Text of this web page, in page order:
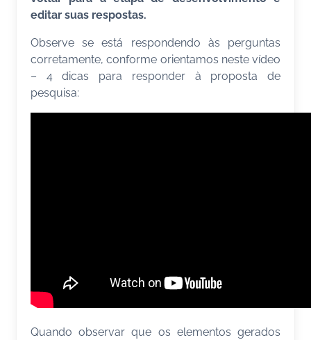
editar suas respostas.
Observe se está respondendo às perguntas
corretamente, conforme orientamos neste vídeo
– 4 dicas para responder à proposta de
pesquisa:
Quando observar que os elementos gerados